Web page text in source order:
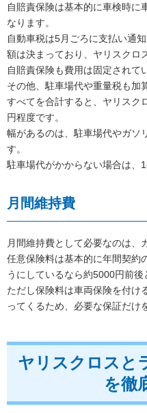
自賠責保険は基本的に車検時に
なります。
自動車税は5月ごろに支払い通
額は決まっており、ヤリスクロ
自賠責保険も費用は固定されて
その他、駐車場代や重量税も加
すべてを合計すると、ヤリスク
円程度です。
幅があるのは、駐車場代やガソ
す。
駐車場代がかからない場合は、
月間維持費
月間維持費として必要なのは、
任意保険料は基本的に年間契約
うにしているなら約5000円前後
ただし保険料は車両保険を付け
ってくるため、必要な保証だけ
ヤリスクロスと
を徹